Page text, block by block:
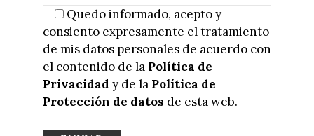
Quedo informado, acepto y
consiento expresamente el tratamiento
de mis datos personales de acuerdo con
el contenido de la Política de
Privacidad y de la Política de
Protección de datos de esta web.